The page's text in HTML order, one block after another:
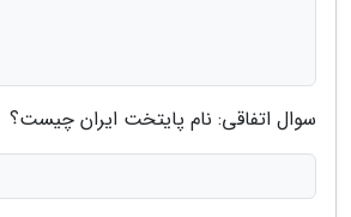
سوال اتفاقی: نام پایتخت ایران چیست؟